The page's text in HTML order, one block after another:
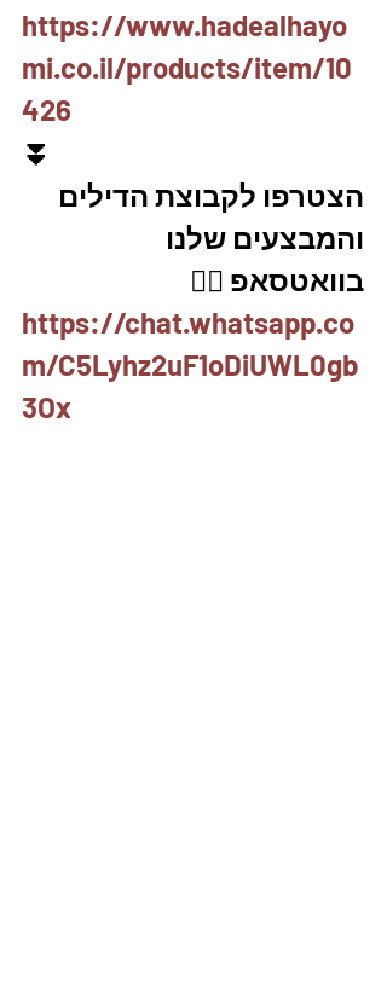
https://www.hadealhayo
mi.co.il/products/item/10
426
⏬
הצטרפו לקבוצת הדילים
והמבצעים שלנו
בוואטסאפ 👇🏽
https://chat.whatsapp.co
m/C5Lyhz2uF1oDiUWL0gb
3Ox